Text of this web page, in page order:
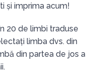
și imprima acum!
20 de limbi traduse
limba dvs. din
din partea de jos a